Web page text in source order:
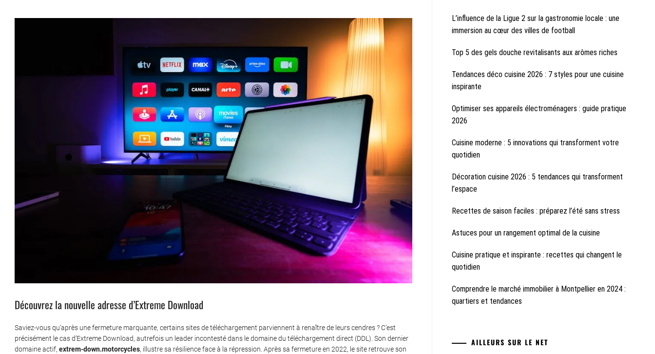
Découvrez la nouvelle adresse d’Extreme Download
Saviez-vous qu’après une fermeture marquante, certains sites de téléchargement parviennent à renaître de leurs cendres ? C’est
précisément le cas d’Extreme Download, autrefois un leader incontesté dans le domaine du téléchargement direct (DDL). Son dernier
domaine actif, extrem-down.motorcycles, illustre sa résilience face à la répression. Après sa fermeture en 2022, le site retrouve son
L’influence de la Ligue 2 sur la gastronomie locale : une
immersion au cœur des villes de football
Top 5 des gels douche revitalisants aux arômes riches
Tendances déco cuisine 2026 : 7 styles pour une cuisine
inspirante
Optimiser ses appareils électroménagers : guide pratique
2026
Cuisine moderne : 5 innovations qui transforment votre
quotidien
Décoration cuisine 2026 : 5 tendances qui transforment
l’espace
Recettes de saison faciles : préparez l’été sans stress
Astuces pour un rangement optimal de la cuisine
Cuisine pratique et inspirante : recettes qui changent le
quotidien
Comprendre le marché immobilier à Montpellier en 2024 :
quartiers et tendances
AILLEURS SUR LE NET